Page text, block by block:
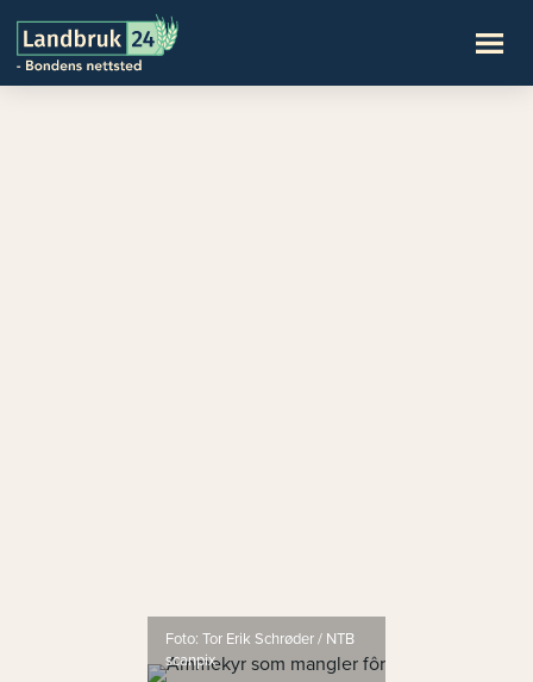
Foto: Tor Erik Schrøder / NTB
scanpix